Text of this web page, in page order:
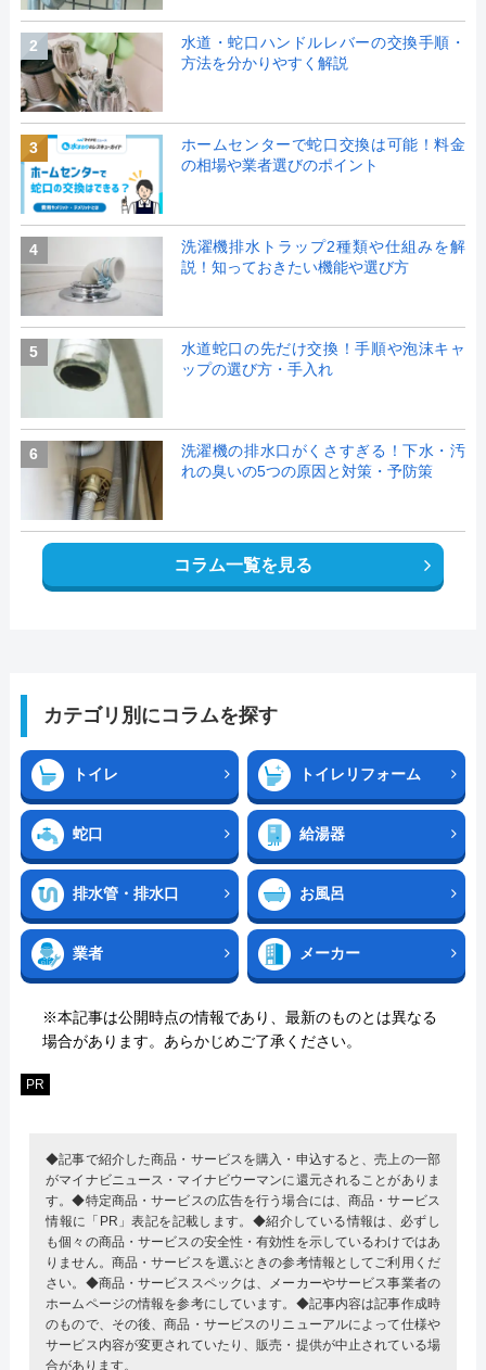
2
水道・蛇口ハンドルレバーの交換手順・
方法を分かりやすく解説
3
ホームセンターで蛇口交換は可能！料金
の相場や業者選びのポイント
4
洗濯機排水トラップ2種類や仕組みを解
説！知っておきたい機能や選び方
5
水道蛇口の先だけ交換！手順や泡沫キャ
ップの選び方・手入れ
6
洗濯機の排水口がくさすぎる！下水・汚
れの臭いの5つの原因と対策・予防策
コラム一覧を見る
カテゴリ別にコラムを探す
トイレ トイレリフォーム
蛇口 給湯器
排水管・排水口 お風呂
業者 メーカー
※本記事は公開時点の情報であり、最新のものとは異なる
場合があります。あらかじめご了承ください。
PR
◆記事で紹介した商品・サービスを購入・申込すると、売上の一部
がマイナビニュース・マイナビウーマンに還元されることがありま
す。◆特定商品・サービスの広告を行う場合には、商品・サービス
情報に「PR」表記を記載します。◆紹介している情報は、必ずし
も個々の商品・サービスの安全性・有効性を示しているわけではあ
りません。商品・サービスを選ぶときの参考情報としてご利用くだ
さい。◆商品・サービススペックは、メーカーやサービス事業者の
ホームページの情報を参考にしています。◆記事内容は記事作成時
のもので、その後、商品・サービスのリニューアルによって仕様や
サービス内容が変更されていたり、販売・提供が中止されている場
合があります。